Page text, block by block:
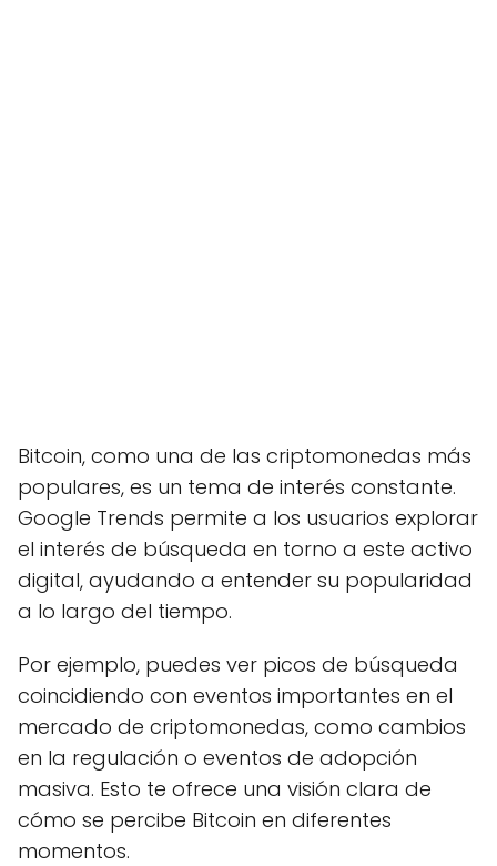
Bitcoin, como una de las criptomonedas más
populares, es un tema de interés constante.
Google Trends permite a los usuarios explorar
el interés de búsqueda en torno a este activo
digital, ayudando a entender su popularidad
a lo largo del tiempo.
Por ejemplo, puedes ver picos de búsqueda
coincidiendo con eventos importantes en el
mercado de criptomonedas, como cambios
en la regulación o eventos de adopción
masiva. Esto te ofrece una visión clara de
cómo se percibe Bitcoin en diferentes
momentos.